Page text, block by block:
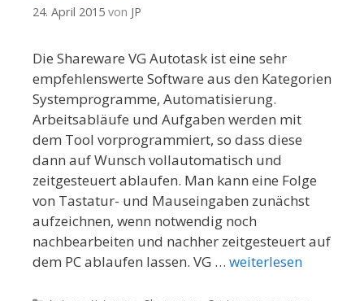
24. April 2015 von JP
Die Shareware VG Autotask ist eine sehr
empfehlenswerte Software aus den Kategorien
Systemprogramme, Automatisierung.
Arbeitsabläufe und Aufgaben werden mit
dem Tool vorprogrammiert, so dass diese
dann auf Wunsch vollautomatisch und
zeitgesteuert ablaufen. Man kann eine Folge
von Tastatur- und Mauseingaben zunächst
aufzeichnen, wenn notwendig noch
nachbearbeiten und nachher zeitgesteuert auf
dem PC ablaufen lassen. VG … weiterlesen